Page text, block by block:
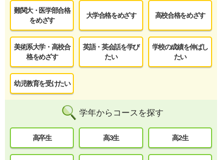
難関大・医学部合格
をめざす
大学合格をめざす 高校合格をめざす
美術系大学・高校合
格をめざす
英語・英会話を学び
たい
学校の成績を伸ばし
たい
幼児教育を受けたい
学年からコースを探す
高卒生 高3生 高2生